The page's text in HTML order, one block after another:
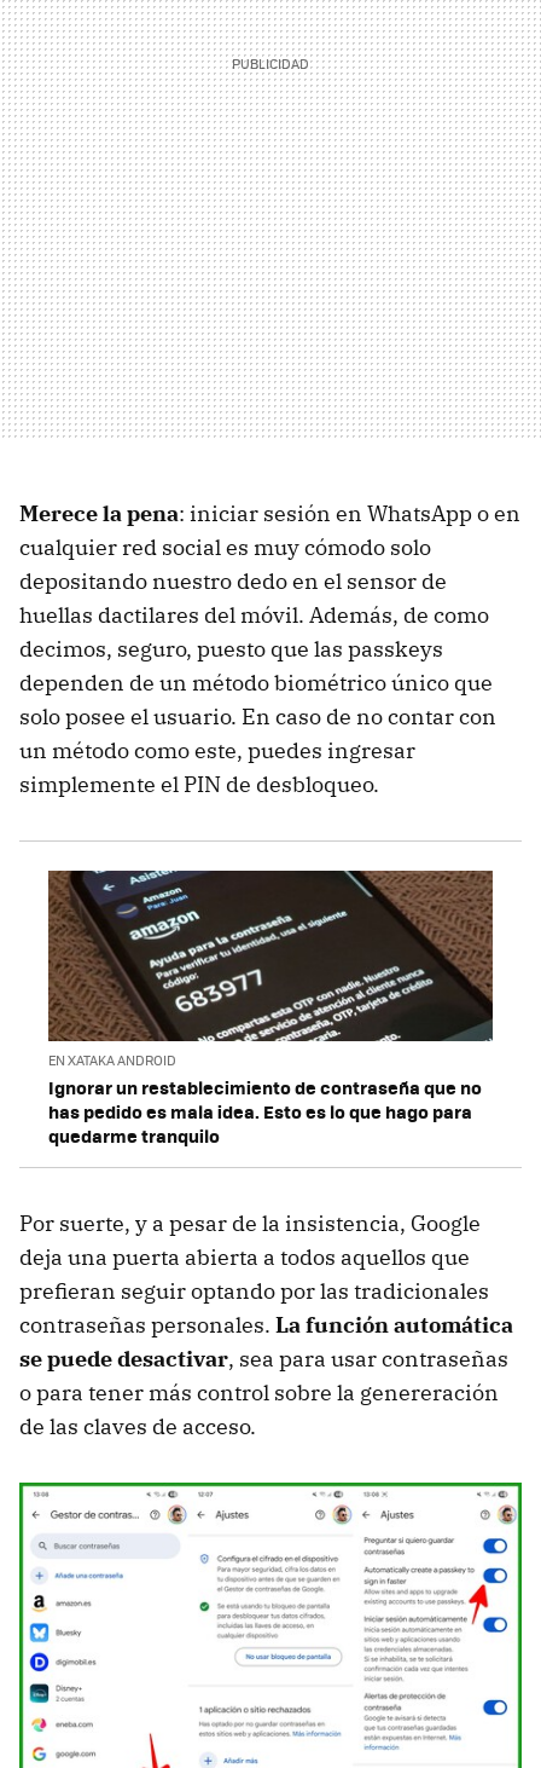
Merece la pena: iniciar sesión en WhatsApp o en
cualquier red social es muy cómodo solo
depositando nuestro dedo en el sensor de
huellas dactilares del móvil. Además, de como
decimos, seguro, puesto que las passkeys
dependen de un método biométrico único que
solo posee el usuario. En caso de no contar con
un método como este, puedes ingresar
simplemente el PIN de desbloqueo.
EN XATAKA ANDROID
Ignorar un restablecimiento de contraseña que no
has pedido es mala idea. Esto es lo que hago para
quedarme tranquilo
Por suerte, y a pesar de la insistencia, Google
deja una puerta abierta a todos aquellos que
prefieran seguir optando por las tradicionales
contraseñas personales. La función automática
se puede desactivar, sea para usar contraseñas
o para tener más control sobre la genereración
de las claves de acceso.